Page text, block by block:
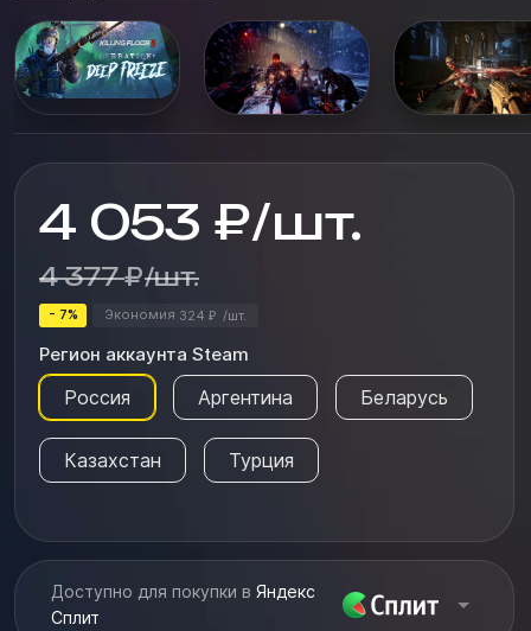
в мире, который наполнен зловещими существами.
Вам предстоит ис...
4 053 ₽/шт.
4 377 ₽/шт.
- 7% Экономия 324 ₽ /шт.
Регион аккаунта Steam
Россия Аргентина Беларусь
Казахстан Турция
Доступно для покупки в Яндекс
Сплит